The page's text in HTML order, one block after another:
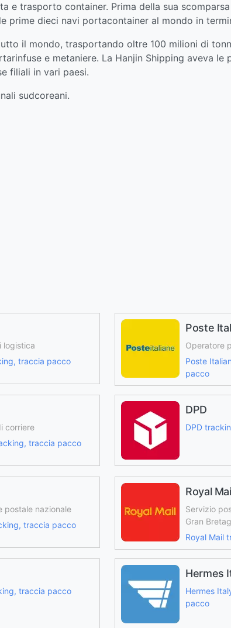
e trasporto container. Prima della sua
prime dieci navi portacontainer al mondo in
il mondo, trasportando oltre 100 milioni di
e metaniere. La Hanjin Shipping aveva le
filiali in vari paesi.
sudcoreani.
logistica
traccia pacco
Poste
Operatore
Poste
pacco
corriere
traccia pacco
DPD
DPD
postale nazionale
traccia pacco
Royal
Servizio
Gran
Royal Mail
traccia pacco
Hermes
Hermes
pacco